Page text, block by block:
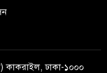
ঢাকা-১০০০